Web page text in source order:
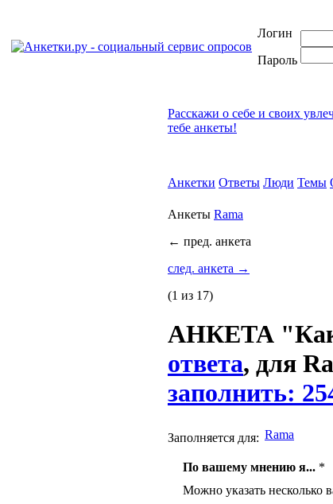
Логин
Пароль
Расскажи о себе и своих
тебе анкеты!
Анкетки Ответы Люди Темы
Анкеты Rama
← пред. анкета
след. анкета →
(1 из 17)
АНКЕТА
ответа, для
заполнить:
Заполняется для: Rama
По вашему мнению я... *
Можно указать несколько